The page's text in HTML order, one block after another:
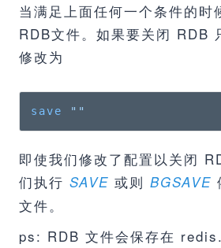
当满足上面任何一个条件的时
RDB文件。如果要关闭 RDB
修改为
save ""
即使我们修改了配置以关闭
们执行 SAVE 或则 BGSAVE
文件。
ps: RDB 文件会保存在